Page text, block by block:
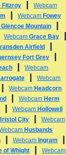
Fitzroy
Webcam
Webcam Fowey
Glencoe Mountain
Webcam Grace Bay
Airfield
Fort Grey
Webcam
Webcam
Webcam Headcorn
Webcam Herm
Webcam Hollowell
City
Webcam
Husbands
Webcam Ingram
of Whight
Webcam